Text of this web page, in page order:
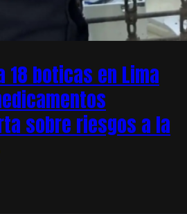
18 boticas en Lima
sobre riesgos a la